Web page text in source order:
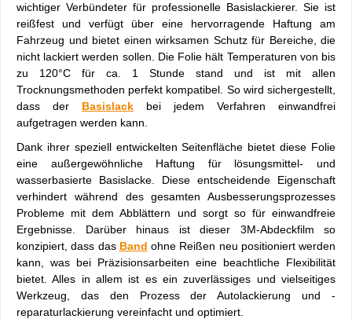
wichtiger Verbündeter für professionelle Basislackierer. Sie ist
reißfest und verfügt über eine hervorragende Haftung am
Fahrzeug und bietet einen wirksamen Schutz für Bereiche, die
nicht lackiert werden sollen. Die Folie hält Temperaturen von bis
zu 120°C für ca. 1 Stunde stand und ist mit allen
Trocknungsmethoden perfekt kompatibel. So wird sichergestellt,
dass der Basislack bei jedem Verfahren einwandfrei
aufgetragen werden kann.
Dank ihrer speziell entwickelten Seitenfläche bietet diese Folie
eine außergewöhnliche Haftung für lösungsmittel- und
wasserbasierte Basislacke. Diese entscheidende Eigenschaft
verhindert während des gesamten Ausbesserungsprozesses
Probleme mit dem Abblättern und sorgt so für einwandfreie
Ergebnisse. Darüber hinaus ist dieser 3M-Abdeckfilm so
konzipiert, dass das Band ohne Reißen neu positioniert werden
kann, was bei Präzisionsarbeiten eine beachtliche Flexibilität
bietet. Alles in allem ist es ein zuverlässiges und vielseitiges
Werkzeug, das den Prozess der Autolackierung und -
reparaturlackierung vereinfacht und optimiert.